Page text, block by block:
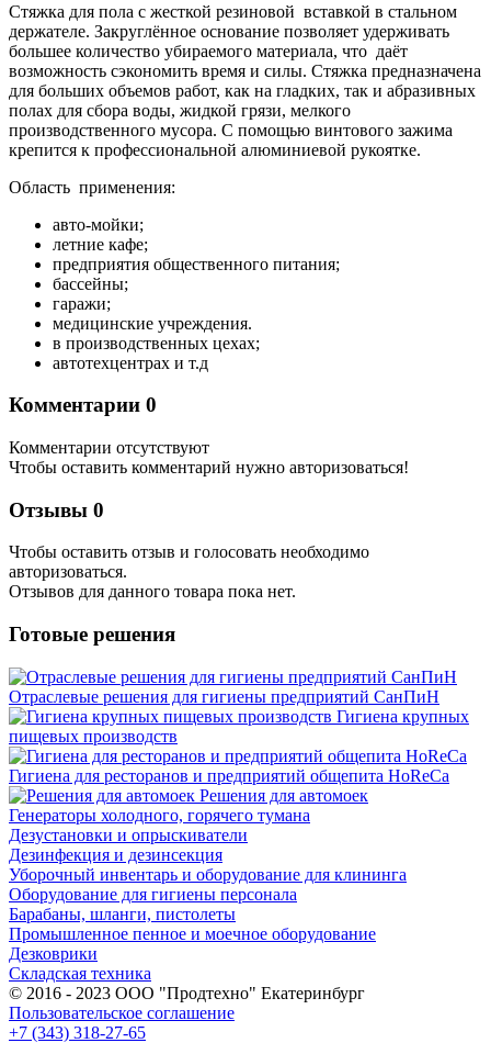
Стяжка для пола с жесткой резиновой вставкой в стальном
держателе. Закруглённое основание позволяет удерживать
большее количество убираемого материала, что даёт
возможность сэкономить время и силы. Стяжка предназначена
для больших объемов работ, как на гладких, так и абразивных
полах для сбора воды, жидкой грязи, мелкого
производственного мусора. С помощью винтового зажима
крепится к профессиональной алюминиевой рукоятке.
Область применения:
авто-мойки;
летние кафе;
предприятия общественного питания;
бассейны;
гаражи;
медицинские учреждения.
в производственных цехах;
автотехцентрах и т.д
Комментарии 0
Комментарии отсутствуют
Чтобы оставить комментарий нужно авторизоваться!
Отзывы 0
Чтобы оcтавить отзыв и голосовать необходимо
авторизоваться.
Отзывов для данного товара пока нет.
Готовые решения
Отраслевые решения для гигиены предприятий СанПиН
Гигиена крупных
пищевых производств
Гигиена для ресторанов и предприятий общепита HoReCa
Решения для автомоек
Генераторы холодного, горячего тумана
Дезустановки и опрыскиватели
Дезинфекция и дезинсекция
Уборочный инвентарь и оборудование для клининга
Оборудование для гигиены персонала
Барабаны, шланги, пистолеты
Промышленное пенное и моечное оборудование
Дезковрики
Складская техника
© 2016 - 2023 ООО "Продтехно" Екатеринбург
Пользовательское соглашение
+7 (343) 318-27-65